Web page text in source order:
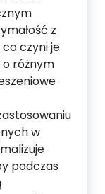
z
czyni je
różnym
w
podczas